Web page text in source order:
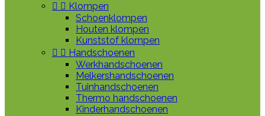
  Klompen
Schoenklompen
Houten klompen
Kunststof klompen
  Handschoenen
Werkhandschoenen
Melkershandschoenen
Tuinhandschoenen
Thermo handschoenen
Kinderhandschoenen